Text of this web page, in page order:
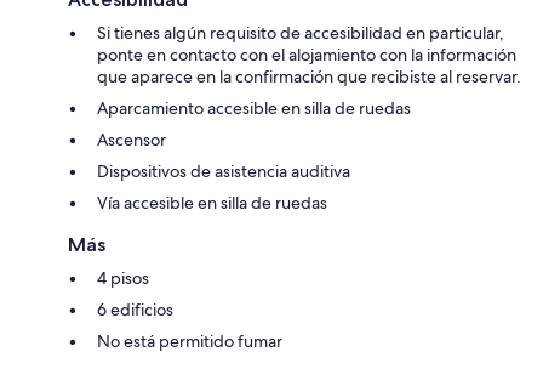
Si tienes algún requisito de accesibilidad en particular,
ponte en contacto con el alojamiento con la información
que aparece en la confirmación que recibiste al reservar.
Aparcamiento accesible en silla de ruedas
Ascensor
Dispositivos de asistencia auditiva
Vía accesible en silla de ruedas
Más
4 pisos
6 edificios
No está permitido fumar